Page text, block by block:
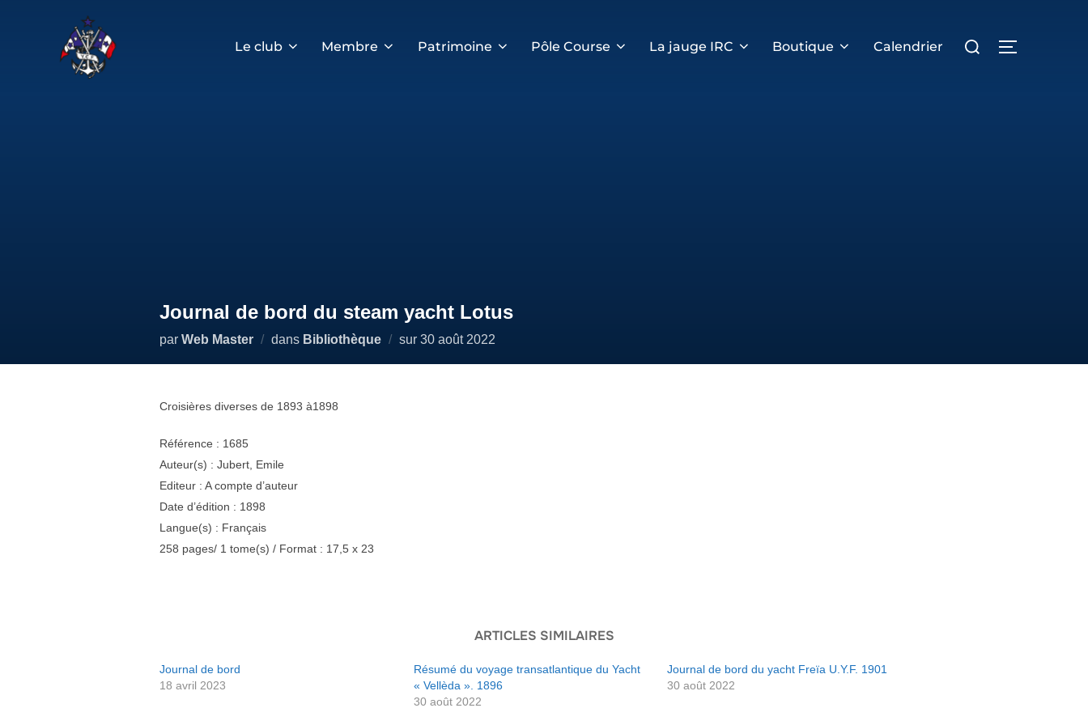
Le club Membre Patrimoine Pôle Course La jauge IRC Boutique Calendrier
PERMUTER
Journal de bord du steam yacht Lotus
par Web Master dans Bibliothèque sur Publié
30 août 2022
Croisières diverses de 1893 à1898
Référence : 1685
Auteur(s) : Jubert, Emile
Editeur : A compte d’auteur
Date d’édition : 1898
Langue(s) : Français
258 pages/ 1 tome(s) / Format : 17,5 x 23
ARTICLES SIMILAIRES
Journal de bord
18 avril 2023
Résumé du voyage transatlantique du Yacht
« Vellèda ». 1896
30 août 2022
Journal de bord du yacht Freïa U.Y.F. 1901
30 août 2022